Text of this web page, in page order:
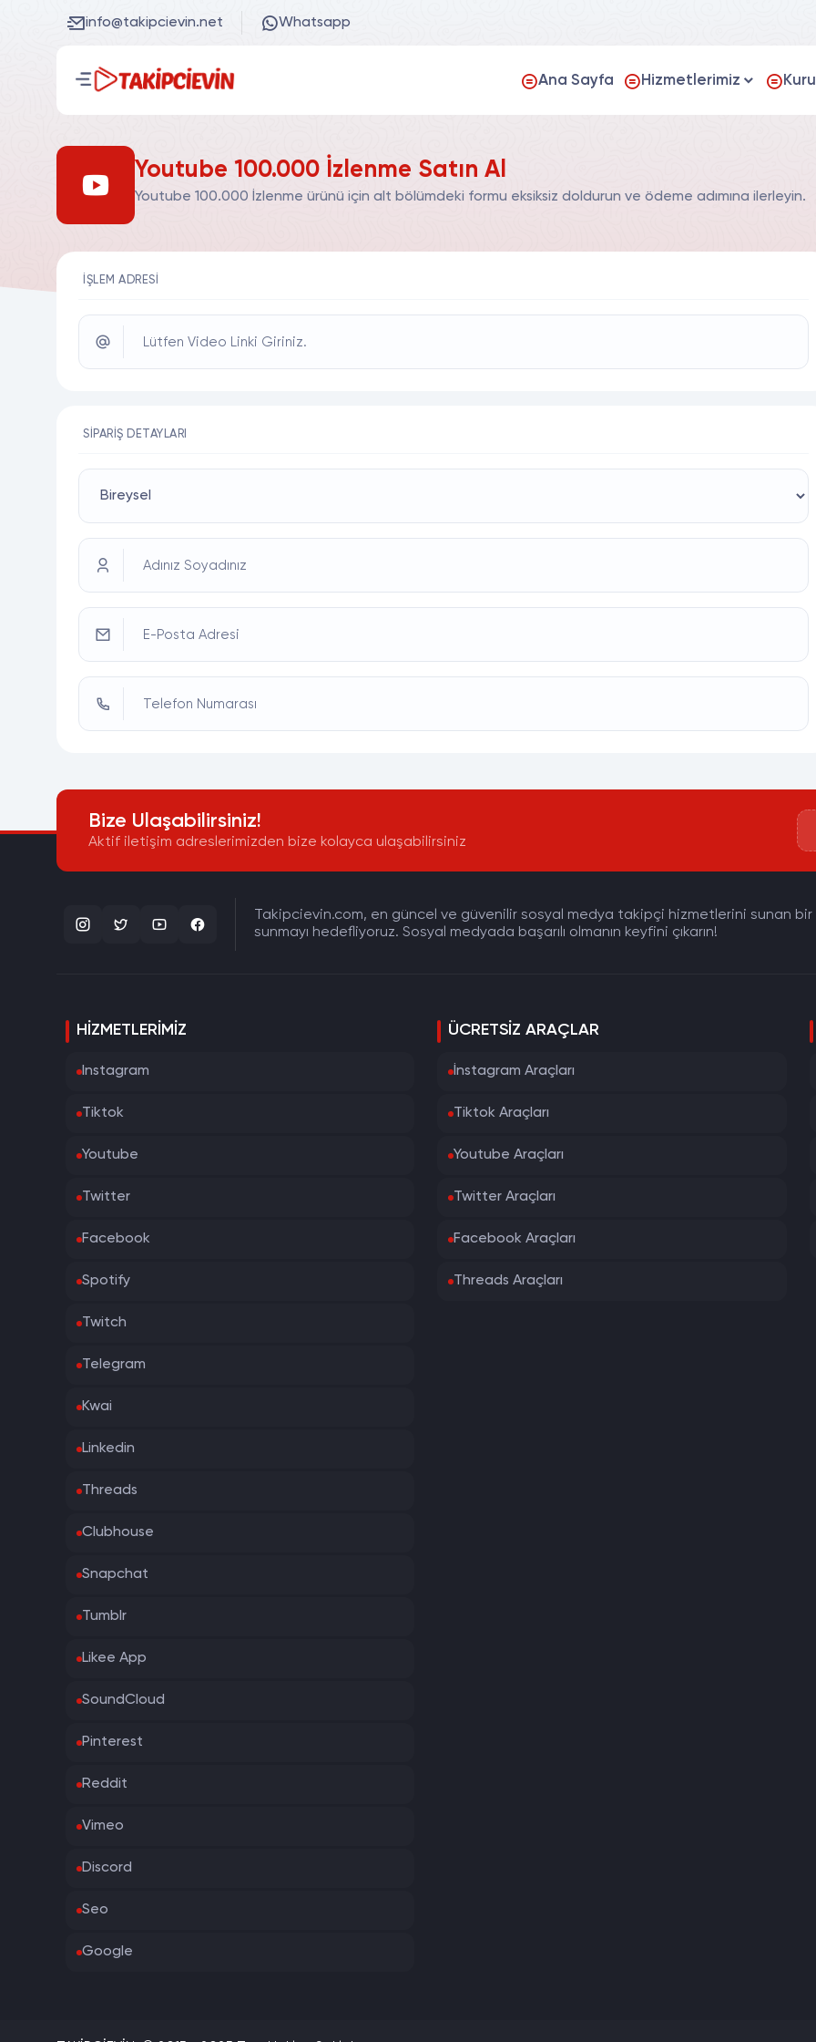
info@takipcievin.net Whatsapp
Ana Sayfa Hizmetlerimiz
Youtube 100.000 İzlenme Satın Al
Youtube 100.000 İzlenme ürünü için alt bölümdeki formu eksiksiz doldurun ve ödeme adımına ilerleyin.
İŞLEM ADRESI
Lütfen Video Linki Giriniz.
SIPARIŞ DETAYLARI
Adınız Soyadınız
E-Posta Adresi
Telefon Numarası
Bize Ulaşabilirsiniz!
Aktif iletişim adreslerimizden bize kolayca ulaşabilirsiniz
Takipcievin.com, en güncel ve güvenilir sosyal medya takipçi hizmetlerini sunan bir
sunmayı hedefliyoruz. Sosyal medyada başarılı olmanın keyfini çıkarın!
HIZMETLERIMIZ
Instagram
Tiktok
Youtube
Twitter
Facebook
Spotify
Twitch
Telegram
Kwai
Linkedin
Threads
Clubhouse
Snapchat
Tumblr
Likee App
SoundCloud
Pinterest
Reddit
Vimeo
Discord
Seo
Google
ÜCRETSIZ ARAÇLAR
İnstagram Araçları
Tiktok Araçları
Youtube Araçları
Twitter Araçları
Facebook Araçları
Threads Araçları